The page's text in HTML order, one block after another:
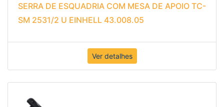
SERRA DE ESQUADRIA COM MESA DE APOIO TC-
SM 2531/2 U EINHELL 43.008.05
Ver detalhes